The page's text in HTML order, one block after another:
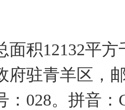
积12132平方
驻青羊区，邮
：028。拼音：